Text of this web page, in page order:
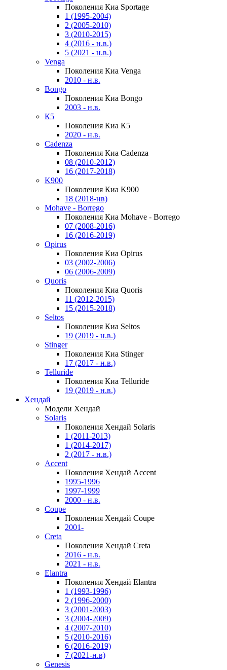
Поколения Киа Sportage
1 (1995-2004)
2 (2005-2010)
3 (2010-2015)
4 (2016 - н.в.)
5 (2021 - н.в.)
Venga
Поколения Киа Venga
2010 - н.в.
Bongo
Поколения Киа Bongo
2003 - н.в.
К5
Поколения Киа К5
2020 - н.в.
Cadenza
Поколения Киа Cadenza
08 (2010-2012)
16 (2017-2018)
K900
Поколения Киа K900
18 (2018-нв)
Mohave - Borrego
Поколения Киа Mohave - Borrego
07 (2008-2016)
16 (2016-2019)
Opirus
Поколения Киа Opirus
03 (2002-2006)
06 (2006-2009)
Quoris
Поколения Киа Quoris
11 (2012-2015)
15 (2015-2018)
Seltos
Поколения Киа Seltos
19 (2019 - н.в.)
Stinger
Поколения Киа Stinger
17 (2017 - н.в.)
Telluride
Поколения Киа Telluride
19 (2019 - н.в.)
Хендай
Модели Хендай
Solaris
Поколения Хендай Solaris
1 (2011-2013)
1 (2014-2017)
2 (2017 - н.в.)
Accent
Поколения Хендай Accent
1995-1996
1997-1999
2000 - н.в.
Coupe
Поколения Хендай Coupe
2001-
Creta
Поколения Хендай Creta
2016 - н.в.
2021 - н.в.
Elantra
Поколения Хендай Elantra
1 (1993-1996)
2 (1996-2000)
3 (2001-2003)
3 (2004-2009)
4 (2007-2010)
5 (2010-2016)
6 (2016-2019)
7 (2021-н.в)
Genesis